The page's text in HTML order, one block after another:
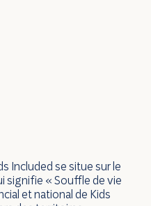
Included se situe sur le
signifie « Souffle de vie
et national de Kids